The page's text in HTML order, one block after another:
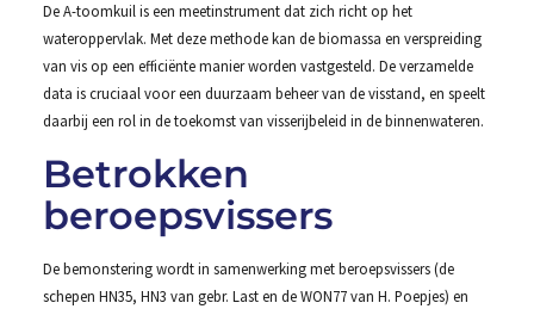
De A-toomkuil is een meetinstrument dat zich richt op het
wateroppervlak. Met deze methode kan de biomassa en verspreiding
van vis op een efficiënte manier worden vastgesteld. De verzamelde
data is cruciaal voor een duurzaam beheer van de visstand, en speelt
daarbij een rol in de toekomst van visserijbeleid in de binnenwateren.
Betrokken
beroepsvissers
De bemonstering wordt in samenwerking met beroepsvissers (de
schepen HN35, HN3 van gebr. Last en de WON77 van H. Poepjes) en